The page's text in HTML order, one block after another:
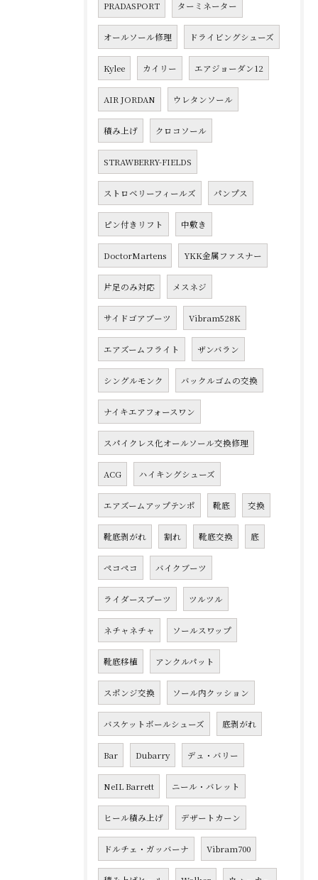
PRADASPORT ターミネーター
オールソール修理 ドライビングシューズ
Kylee カイリー エアジョーダン12
AIR JORDAN ウレタンソール
積み上げ クロコソール
STRAWBERRY-FIELDS
ストロベリーフィールズ パンプス
ピン付きリフト 中敷き
DoctorMartens YKK金属ファスナー
片足のみ対応 メスネジ
サイドゴアブーツ Vibram528K
エアズームフライト ザンバラン
シングルモンク バックルゴムの交換
ナイキエアフォースワン
スパイクレス化オールソール交換修理
ACG ハイキングシューズ
エアズームアップテンポ 靴底 交換
靴底剥がれ 割れ 靴底交換 底
ペコペコ バイクブーツ
ライダースブーツ ツルツル
ネチャネチャ ソールスワップ
靴底移植 アンクルパット
スポンジ交換 ソール内クッション
バスケットボールシューズ 底剥がれ
Bar Dubarry デュ・バリー
NeIL Barrett ニール・バレット
ヒール積み上げ デザートカーン
ドルチェ・ガッバーナ Vibram700